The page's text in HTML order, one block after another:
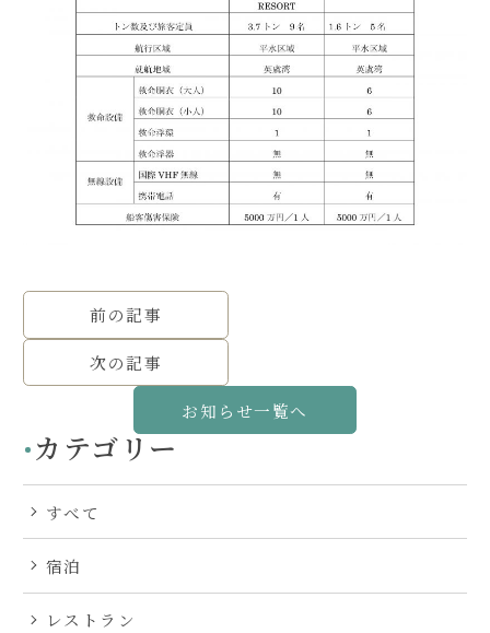
前の記事
次の記事
お知らせ一覧へ
カテゴリー
すべて
宿泊
レストラン